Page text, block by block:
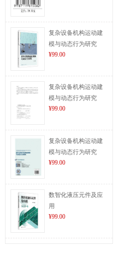
复杂设备机构运动建
模与动态行为研究
¥99.00
复杂设备机构运动建
模与动态行为研究
¥99.00
复杂设备机构运动建
模与动态行为研究
¥99.00
数智化液压元件及应
用
¥99.00